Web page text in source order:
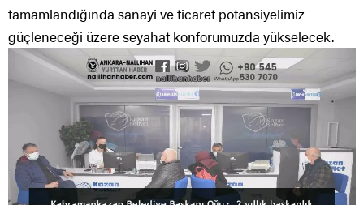
tamamlandığında sanayi ve ticaret potansiyelimiz
güçleneceği üzere seyahat konforumuzda yükselecek.